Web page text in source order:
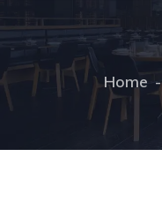
Home